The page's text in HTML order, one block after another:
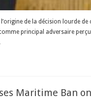
de la décision lourde de
principal adversaire
Maritime Ban